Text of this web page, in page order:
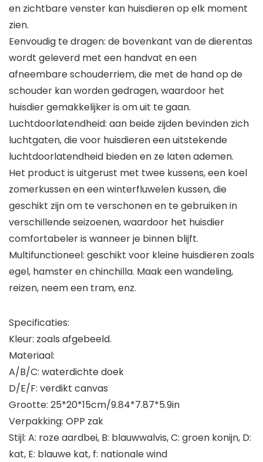
en zichtbare venster kan huisdieren op elk moment
zien.
Eenvoudig te dragen: de bovenkant van de dierentas
wordt geleverd met een handvat en een
afneembare schouderriem, die met de hand op de
schouder kan worden gedragen, waardoor het
huisdier gemakkelijker is om uit te gaan.
Luchtdoorlatendheid: aan beide zijden bevinden zich
luchtgaten, die voor huisdieren een uitstekende
luchtdoorlatendheid bieden en ze laten ademen.
Het product is uitgerust met twee kussens, een koel
zomerkussen en een winterfluwelen kussen, die
geschikt zijn om te verschonen en te gebruiken in
verschillende seizoenen, waardoor het huisdier
comfortabeler is wanneer je binnen blijft.
Multifunctioneel: geschikt voor kleine huisdieren zoals
egel, hamster en chinchilla. Maak een wandeling,
reizen, neem een tram, enz.
Specificaties:
Kleur: zoals afgebeeld.
Materiaal:
A/B/C: waterdichte doek
D/E/F: verdikt canvas
Grootte: 25*20*15cm/9.84*7.87*5.9in
Verpakking: OPP zak
Stijl: A: roze aardbei, B: blauwwalvis, C: groen konijn, D:
kat, E: blauwe kat, f: nationale wind